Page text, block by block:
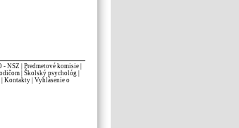
- NSZ Predmetové komisie
| Školský psychológ|
Kontakty Vyhlásenie o